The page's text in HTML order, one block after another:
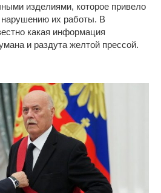
изделиями, которое привело
их работы. В
какая информация
и раздута желтой прессой.